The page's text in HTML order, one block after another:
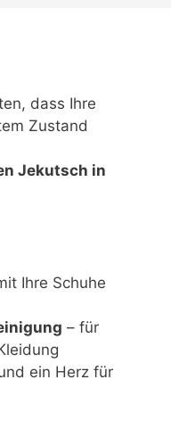
dass Ihre
Zustand
Jekutsch in
Ihre Schuhe
– für
ein Herz für